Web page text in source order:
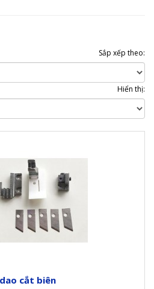
Sắp xếp theo:
Hiển thị:
cắt biên